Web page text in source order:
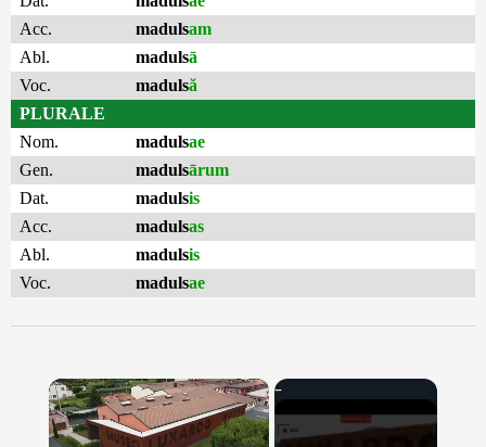
Acc.
madulsam
Abl.
madulsā
Voc.
madulsă
PLURALE
Nom.
madulsae
Gen.
madulsārum
Dat.
madulsis
Acc.
madulsas
Abl.
madulsis
Voc.
madulsae
×